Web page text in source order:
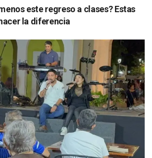
este regreso a clases? Estas
la diferencia